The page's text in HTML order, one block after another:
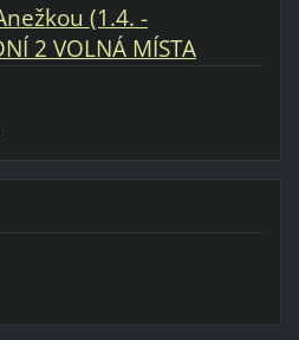
(1.4. -
2 VOLNÁ MÍSTA